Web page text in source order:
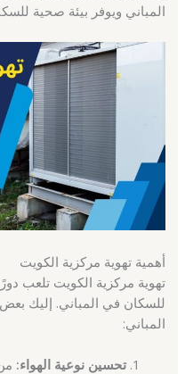
المباني ويوفر بيئة صحية
أهمية تهوية مركزية الكويت
تهوية مركزية الكويت تلعب
للسكان في المباني. إليك بعض
المباني:
تحسين نوعية الهواء: